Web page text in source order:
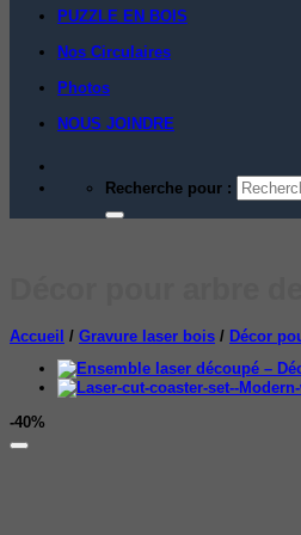
PUZZLE EN BOIS
Nos Circulaires
Photos
NOUS JOINDRE
Recherche pour :
Accueil / Gravure laser bois / Décor
-40%